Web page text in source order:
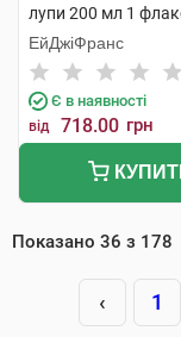
лупи 200 мл 1
ЕйДжіФранс
Є в наявності
від 718.00 грн
Показано 36 з 178
‹ 1